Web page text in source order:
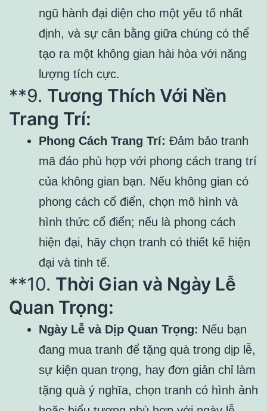
ngũ hành đại diện cho một yếu tố nhất
định, và sự cân bằng giữa chúng có thể
tạo ra một không gian hài hòa với năng
lượng tích cực.
**9. Tương Thích Với Nền
Trang Trí:
Phong Cách Trang Trí: Đảm bảo tranh
mã đáo phù hợp với phong cách trang trí
của không gian bạn. Nếu không gian có
phong cách cổ điển, chọn mô hình và
hình thức cổ điển; nếu là phong cách
hiện đại, hãy chọn tranh có thiết kế hiện
đại và tinh tế.
**10. Thời Gian và Ngày Lễ
Quan Trọng:
Ngày Lễ và Dịp Quan Trọng: Nếu bạn
đang mua tranh để tặng quà trong dịp lễ,
sự kiện quan trọng, hay đơn giản chỉ làm
tặng quà ý nghĩa, chọn tranh có hình ảnh